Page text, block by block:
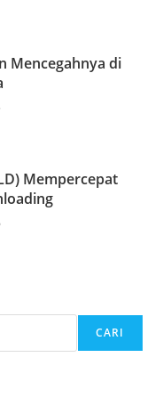
Mencegahnya di
Mempercepat
CARI